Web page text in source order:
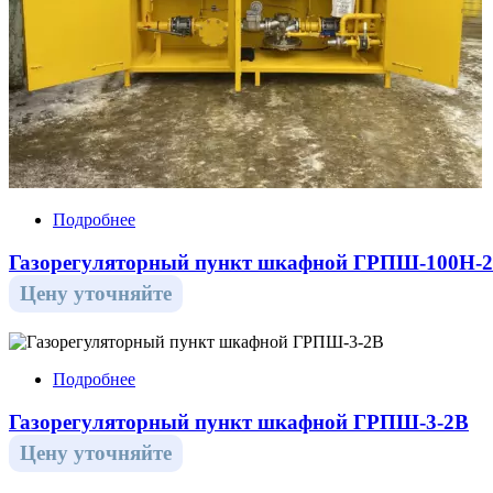
Подробнее
Газорегуляторный пункт шкафной ГРПШ-100Н-
Цену уточняйте
Подробнее
Газорегуляторный пункт шкафной ГРПШ-3-2В
Цену уточняйте